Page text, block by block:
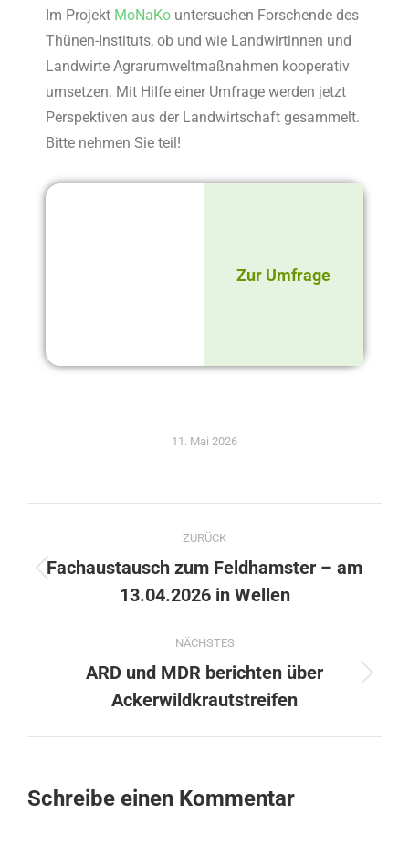
Im Projekt MoNaKo untersuchen Forschende des
Thünen-Instituts, ob und wie Landwirtinnen und
Landwirte Agrarumweltmaßnahmen kooperativ
umsetzen. Mit HiIfe einer Umfrage werden jetzt
Perspektiven aus der Landwirtschaft gesammelt.
Bitte nehmen Sie teil!
Zur Umfrage
11. Mai 2026
ZURÜCK
Fachaustausch zum Feldhamster – am
13.04.2026 in Wellen
NÄCHSTES
ARD und MDR berichten über
Ackerwildkrautstreifen
Schreibe einen Kommentar